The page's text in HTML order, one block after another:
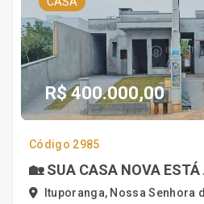
R$ 400.000,00
Código 2985
🏡 SUA CASA NOVA ESTÁ
Ituporanga, Nossa Senhora